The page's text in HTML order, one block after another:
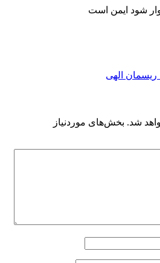
شود ایمن است
شد. بخش‌های موردنیاز